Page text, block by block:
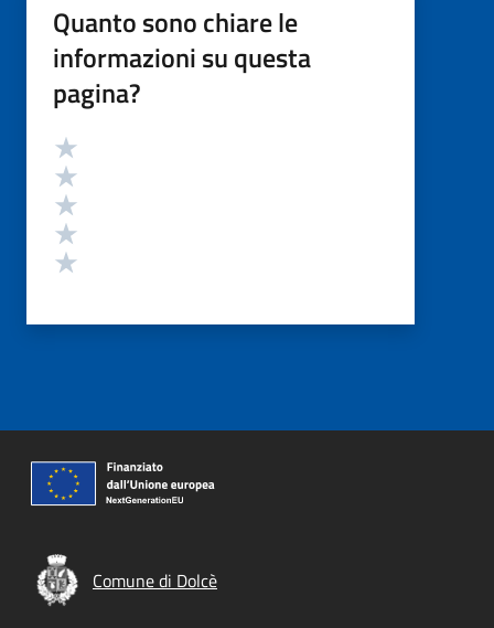
Quanto sono chiare le
informazioni su questa
pagina?
Valutazione
Comune di Dolcè